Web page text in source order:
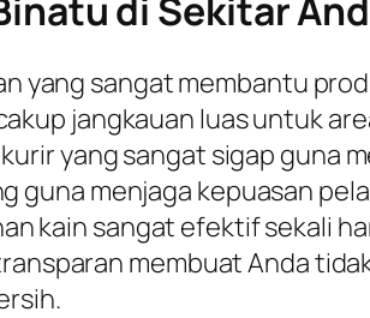
di Sekitar
yang sangat membantu
jangkauan luas untuk
yang sangat sigap guna
menjaga kepuasan
kain sangat efektif sekali
membuat Anda